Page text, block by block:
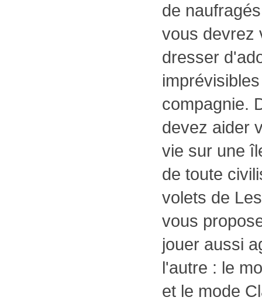
de
vous devrez
dresser
compagnie.
devez aider
vie sur une
de toute
volets de
vous
jouer aussi
l'autre : le
et le mode